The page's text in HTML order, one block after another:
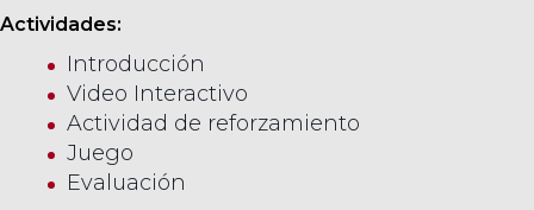
Actividades:
Introducción
Video Interactivo
Actividad de reforzamiento
Juego
Evaluación